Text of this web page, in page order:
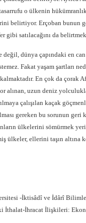
o ülkenin
belirtiyor. Erçoban bunun
gibi satılacağını da
dünya çapındaki en
Fakat yaşam şartları
En çok da çorak
alınan, uzun deniz
çalışılan kaçak
gereken bu sorunun
ülkelerini sömürmek
ülkeler, ellerini taşın altına
-İktisâdî ve İdârî
İthalat-İhracat İlişkileri: